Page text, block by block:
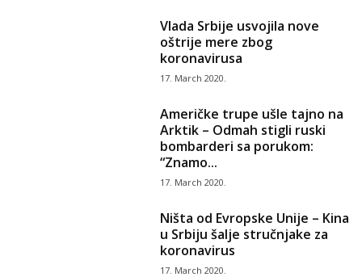
Vlada Srbije usvojila nove
oštrije mere zbog
koronavirusa
17. March 2020.
Američke trupe ušle tajno na
Arktik – Odmah stigli ruski
bombarderi sa porukom:
“Znamo...
17. March 2020.
Ništa od Evropske Unije – Kina
u Srbiju šalje stručnjake za
koronavirus
17. March 2020.